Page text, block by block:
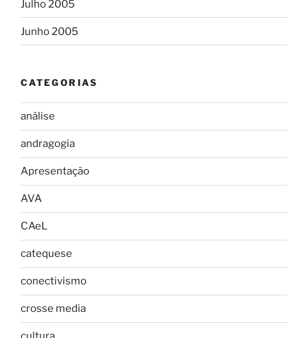
Julho 2005
Junho 2005
CATEGORIAS
análise
andragogia
Apresentação
AVA
CAeL
catequese
conectivismo
crosse media